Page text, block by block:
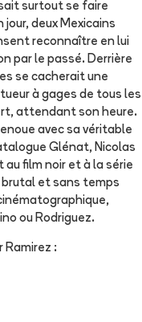
surtout se faire
deux Mexicains
reconnaître en lui
par le passé. Derrière
se cacherait une
à gages de tous les
attendant son heure.
avec sa véritable
Glénat, Nicolas
au film noir et à la série
brutal et sans temps
ou Rodriguez.
Ramirez :